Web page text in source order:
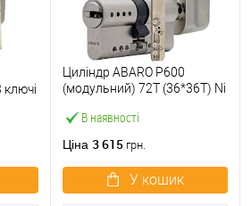
ключі
В наявності
Циліндр ABARO P600
(модульний) 72T (36*36T) Ni
Ціна 3 615 грн.
У кошик